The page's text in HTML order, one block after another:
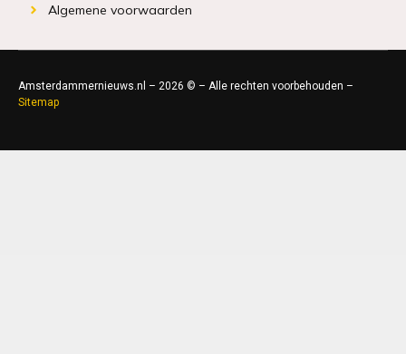
Algemene voorwaarden
Amsterdammernieuws.nl – 2026 © – Alle rechten voorbehouden –
Sitemap